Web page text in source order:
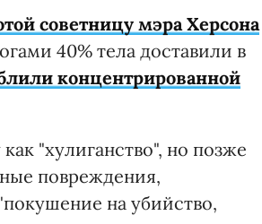
советницу мэра Херсона
40% тела доставили в
концентрированной
"хулиганство", но позже
повреждения,
на убийство,